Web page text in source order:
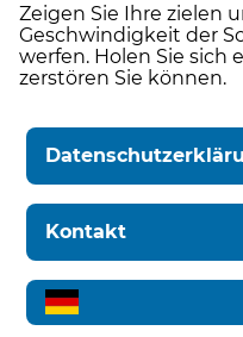
Zeigen Sie Ihre zielen
Geschwindigkeit der
werfen. Holen Sie sich
zerstören Sie können.
Kontakt